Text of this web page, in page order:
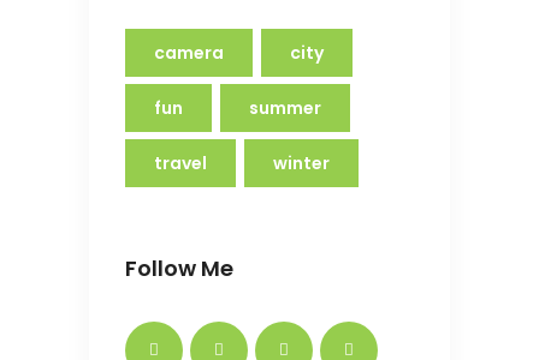
camera city
fun summer
travel winter
Follow Me